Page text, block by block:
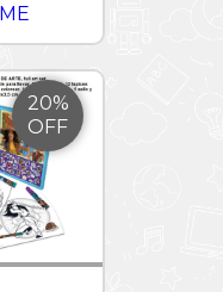
20%
OFF